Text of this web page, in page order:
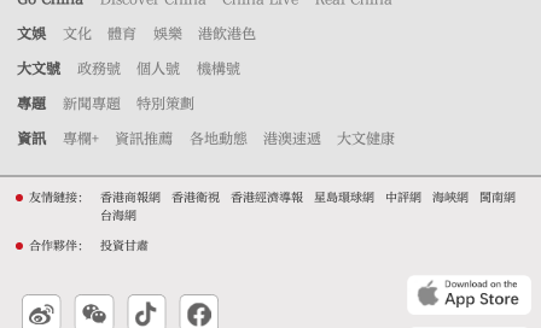
文娛 文化 體育 娛樂 港飲港色
大文號 政務號 個人號 機構號
專題 新聞專題 特別策劃
資訊 專欄+ 資訊推薦 各地動態 港澳速遞 大文健康
友情鏈接： 香港商報網 香港衛視 香港經濟導報 星島環球網 中評網 海峽網
閩南網
台海網
合作夥伴： 投資甘肅